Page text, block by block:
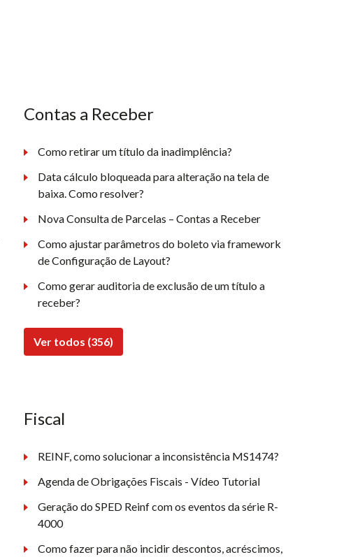
Contas a Receber
Como retirar um título da inadimplência?
Data cálculo bloqueada para alteração na tela de
baixa. Como resolver?
Nova Consulta de Parcelas – Contas a Receber
Como ajustar parâmetros do boleto via framework
de Configuração de Layout?
Como gerar auditoria de exclusão de um título a
receber?
Ver todos (356)
Fiscal
REINF, como solucionar a inconsistência MS1474?
Agenda de Obrigações Fiscais - Vídeo Tutorial
Geração do SPED Reinf com os eventos da série R-
4000
Como fazer para não incidir descontos, acréscimos,